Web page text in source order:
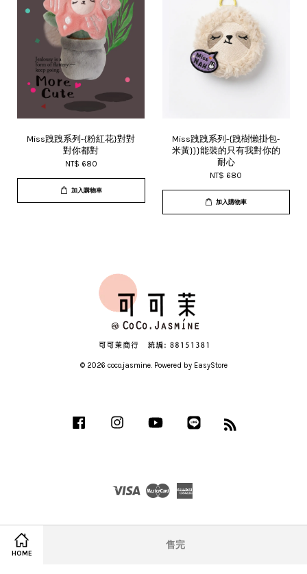
HOME
售完
Miss跩跩系列-{粉紅花}對對
對你都對
NT$ 680
加入購物車
Miss跩跩系列-{跩樹懶掛包-
米黃}}}能裝的只有我對你的
耐心
NT$ 680
加入購物車
© 2026 coco.jasmine. Powered by EasyStore
Facebook Instagram YouTube
Visa Master